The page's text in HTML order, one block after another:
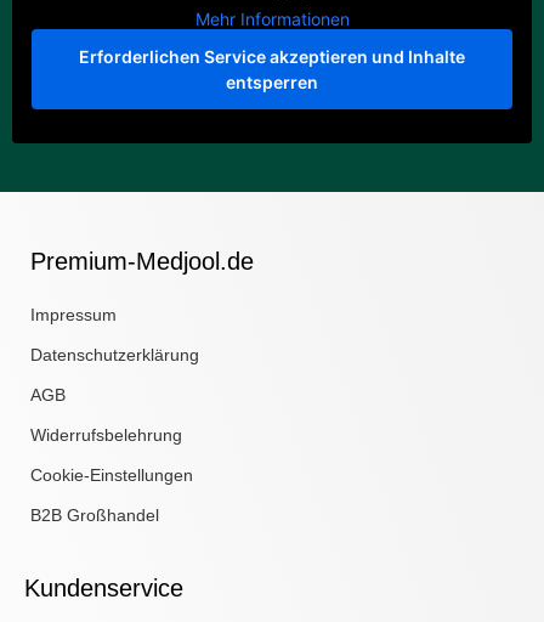
Mehr Informationen
Erforderlichen Service akzeptieren und Inhalte
entsperren
Premium-Medjool.de
Impressum
Datenschutzerklärung
AGB
Widerrufsbelehrung
Cookie-Einstellungen
B2B Großhandel
Kundenservice